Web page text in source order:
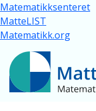
Skip to main content
Matematikksenteret
MatteLIST
Matematikk.org